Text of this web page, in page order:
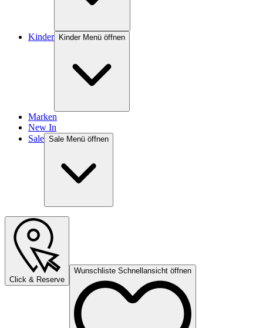
Kinder Kinder Menü öffnen
Marken
New In
Sale Sale Menü öffnen
Click & Reserve
Wunschliste Schnellansicht öffnen